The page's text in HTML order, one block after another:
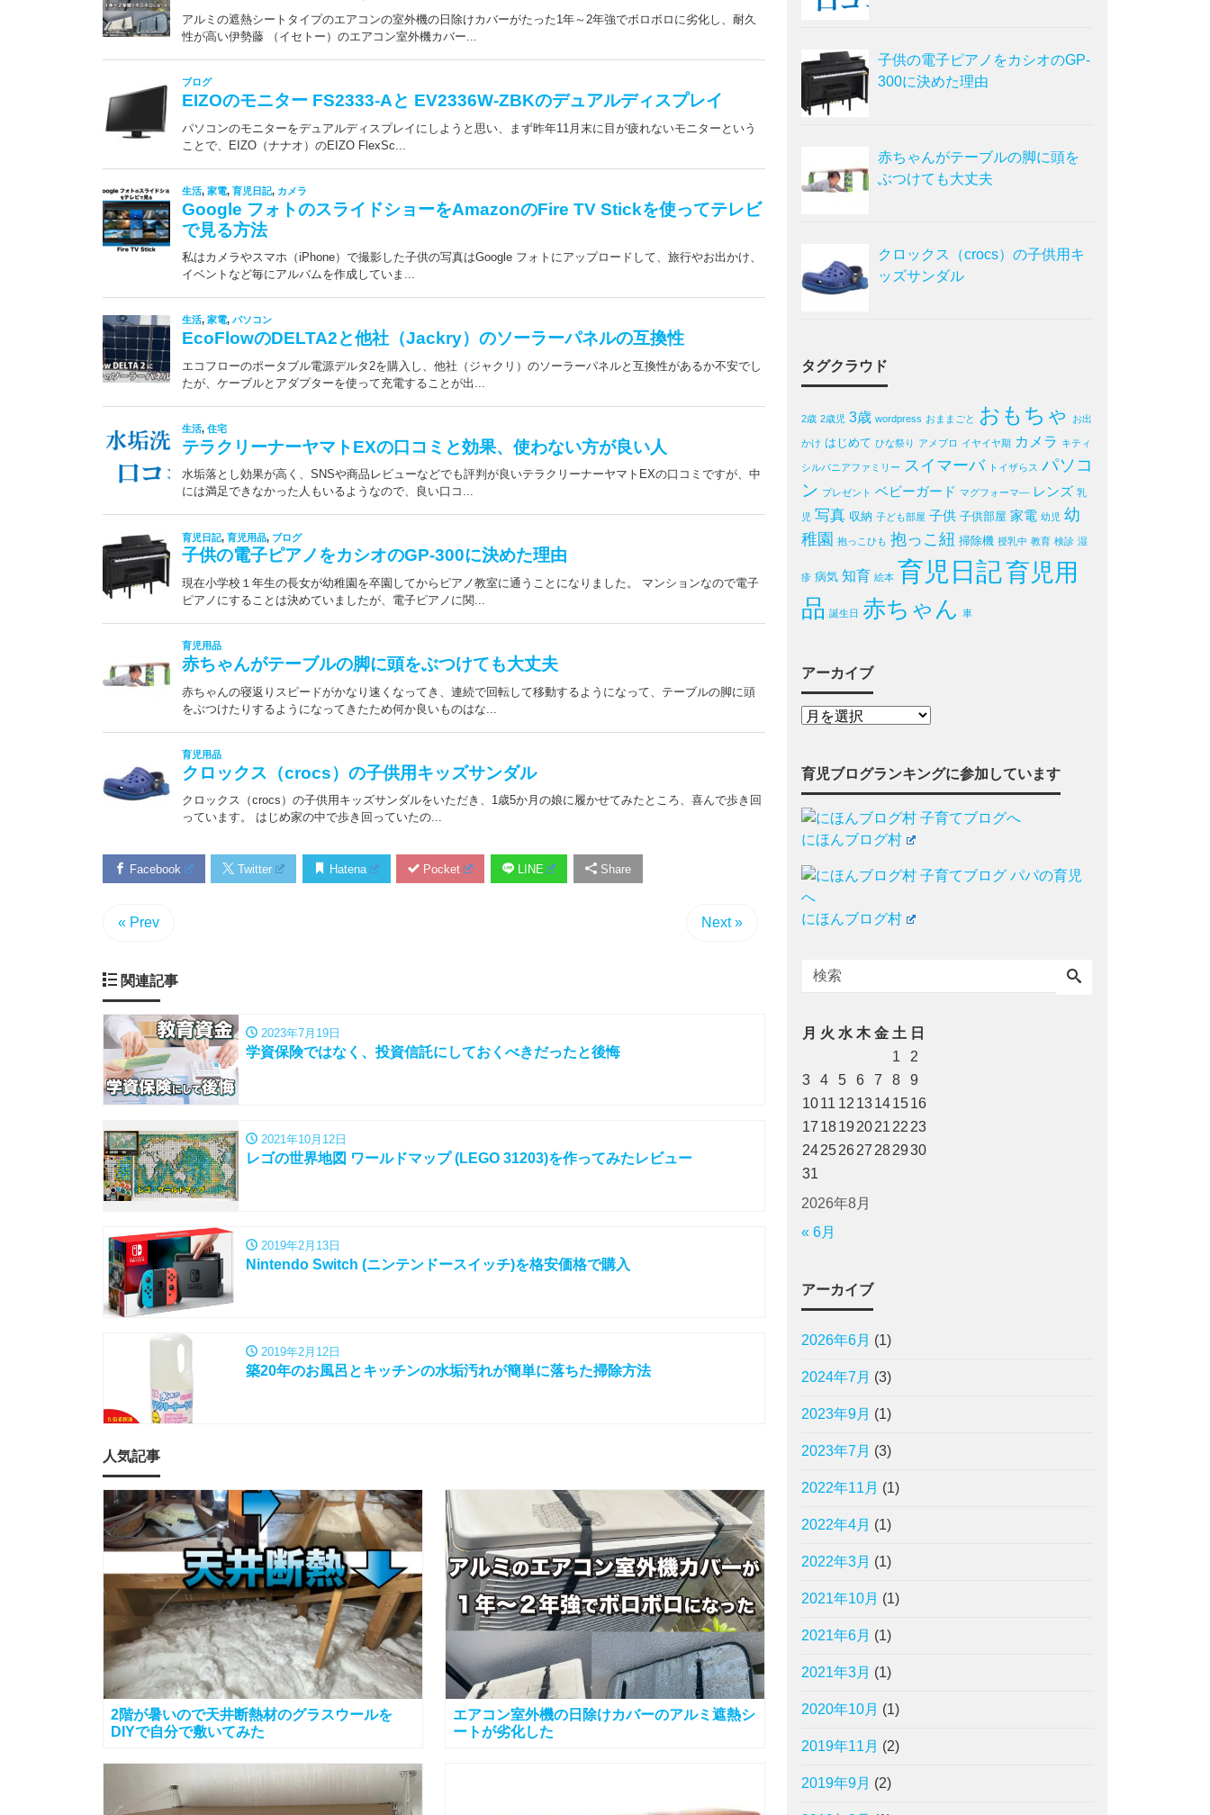
Facebook Twitter Hatena Pocket LINE Share
« Prev Next »
関連記事
2023年7月19日
学資保険ではなく、投資信託にしておくべきだったと後悔
2021年10月12日
レゴの世界地図 ワールドマップ (LEGO 31203)を作ってみたレビュー
2019年2月13日
Nintendo Switch (ニンテンドースイッチ)を格安価格で購入
2019年2月12日
築20年のお風呂とキッチンの水垢汚れが簡単に落ちた掃除方法
人気記事
2階が暑いので天井断熱材のグラスウールを
DIYで自分で敷いてみた
エアコン室外機の日除けカバーのアルミ遮熱シ
ートが劣化した
子供の電子ピアノをカシオのGP-
300に決めた理由
赤ちゃんがテーブルの脚に頭を
ぶつけても大丈夫
クロックス（crocs）の子供用キ
ッズサンダル
タグクラウド
2歳 2歳児 3歳 wordpress おままごと おもちゃ お出
かけ はじめて ひな祭り アメブロ イヤイヤ期 カメラ キティ
シルバニアファミリー スイマーバ トイザらス パソコ
ン プレゼント ベビーガード マグフォーマ― レンズ 乳
児 写真 収納 子ども部屋 子供 子供部屋 家電 幼児 幼
稚園 抱っこひも 抱っこ紐 掃除機 授乳中 教育 検診 湿
疹 病気 知育 絵本 育児日記育児用
品 誕生日 赤ちゃん 車
アーカイブ
育児ブログランキングに参加しています
にほんブログ村
にほんブログ村
2026年8月
月 火 水 木 金 土 日
1
2
3
4 5 6 7 8
9
1011 12 13141516
17 18192021 22 23
24252627 282930
31
« 6月
アーカイブ
2026年6月 (1)
2024年7月 (3)
2023年9月 (1)
2023年7月 (3)
2022年11月 (1)
2022年4月 (1)
2022年3月 (1)
2021年10月 (1)
2021年6月 (1)
2021年3月 (1)
2020年10月 (1)
2019年11月 (2)
2019年9月 (2)